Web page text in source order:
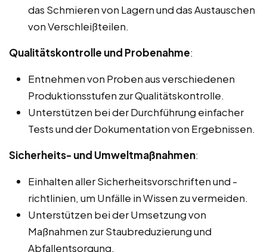
das Schmieren von Lagern und das Austauschen
von Verschleißteilen.
Qualitätskontrolle und Probenahme:
Entnehmen von Proben aus verschiedenen
Produktionsstufen zur Qualitätskontrolle.
Unterstützen bei der Durchführung einfacher
Tests und der Dokumentation von Ergebnissen.
Sicherheits- und Umweltmaßnahmen:
Einhalten aller Sicherheitsvorschriften und -
richtlinien, um Unfälle in Wissen zu vermeiden.
Unterstützen bei der Umsetzung von
Maßnahmen zur Staubreduzierung und
Abfallentsorgung.